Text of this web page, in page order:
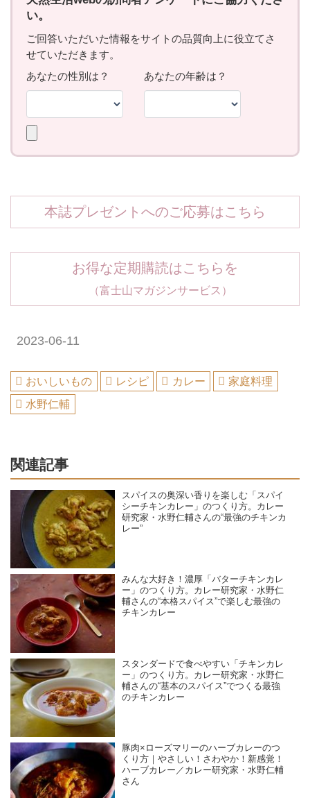
本誌プレゼントへのご応募はこちら
お得な定期購読はこちらを
（富士山マガジンサービス）
2023-06-11
おいしいもの レシピ カレー
家庭料理
水野仁輔
関連記事
スパイスの奥深い香りを楽しむ「スパイ
シーチキンカレー」のつくり方。カレー
研究家・水野仁輔さんの“最強のチキンカ
レー”
みんな大好き！濃厚「バターチキンカレ
ー」のつくり方。カレー研究家・水野仁
輔さんの“本格スパイス”で楽しむ最強の
チキンカレー
スタンダードで食べやすい「チキンカレ
ー」のつくり方。カレー研究家・水野仁
輔さんの“基本のスパイス”でつくる最強
のチキンカレー
豚肉×ローズマリーのハーブカレーのつ
くり方｜やさしい！さわやか！新感覚！
ハーブカレー／カレー研究家・水野仁輔
さん